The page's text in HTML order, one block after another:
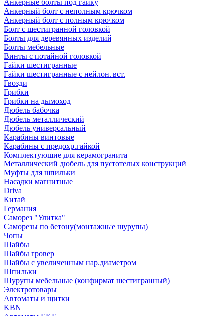
Анкерные болты под гайку
Анкерный болт с неполным крючком
Анкерный болт с полным крючком
Болт с шестигранной головкой
Болты для деревянных изделий
Болты мебельные
Винты с потайной головкой
Гайки шестигранные
Гайки шестигранные с нейлон. вст.
Гвозди
Грибки
Грибки на дымоход
Дюбель бабочка
Дюбель металлический
Дюбель универсальный
Карабины винтовые
Карабины с предохр.гайкой
Комплектующие для керамогранита
Металлический дюбель для пустотелых конструкций
Муфты для шпильки
Насадки магнитные
Driva
Китай
Германия
Саморез "Улитка"
Саморезы по бетону(монтажные шурупы)
Чопы
Шайбы
Шайбы гровер
Шайбы с увеличенным нар.диаметром
Шпильки
Шурупы мебельные (конфирмат шестигранный)
Электротовары
Автоматы и щитки
KBN